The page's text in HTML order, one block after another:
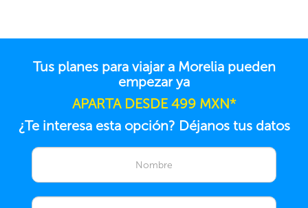
Tus planes para viajar a Morelia pueden
empezar ya
APARTA DESDE 499 MXN*
¿Te interesa esta opción? Déjanos tus datos